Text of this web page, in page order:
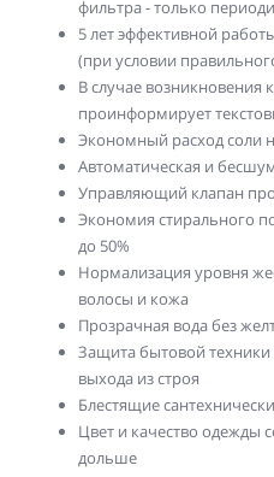
фильтра - только
5 лет эффективной
(при условии
В случае возникновения
проинформирует
Экономный расход соли
Автоматическая и
Управляющий клапан
Экономия стирального
до 50%
Нормализация уровня
волосы и кожа
Прозрачная вода без
Защита бытовой
выхода из строя
Блестящие
Цвет и качество одежды
дольше